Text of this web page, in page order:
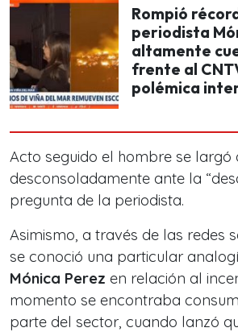
Rompió
periodista
altamente
frente al
polémica
Acto seguido el hombre se largó
desconsoladamente ante la
pregunta de la periodista.
Asimismo, a través de las redes
se conoció una particular
Mónica Perez en relación al
momento se encontraba
parte del sector, cuando lanzó